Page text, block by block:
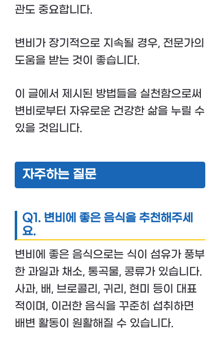
관도 중요합니다.
변비가 장기적으로 지속될 경우, 전문가의
도움을 받는 것이 좋습니다.
이 글에서 제시된 방법들을 실천함으로써
변비로부터 자유로운 건강한 삶을 누릴 수
있을 것입니다.
자주하는 질문
Q1. 변비에 좋은 음식을 추천해주세
요.
변비에 좋은 음식으로는 식이 섬유가 풍부
한 과일과 채소, 통곡물, 콩류가 있습니다.
사과, 배, 브로콜리, 귀리, 현미 등이 대표
적이며, 이러한 음식을 꾸준히 섭취하면
배변 활동이 원활해질 수 있습니다.